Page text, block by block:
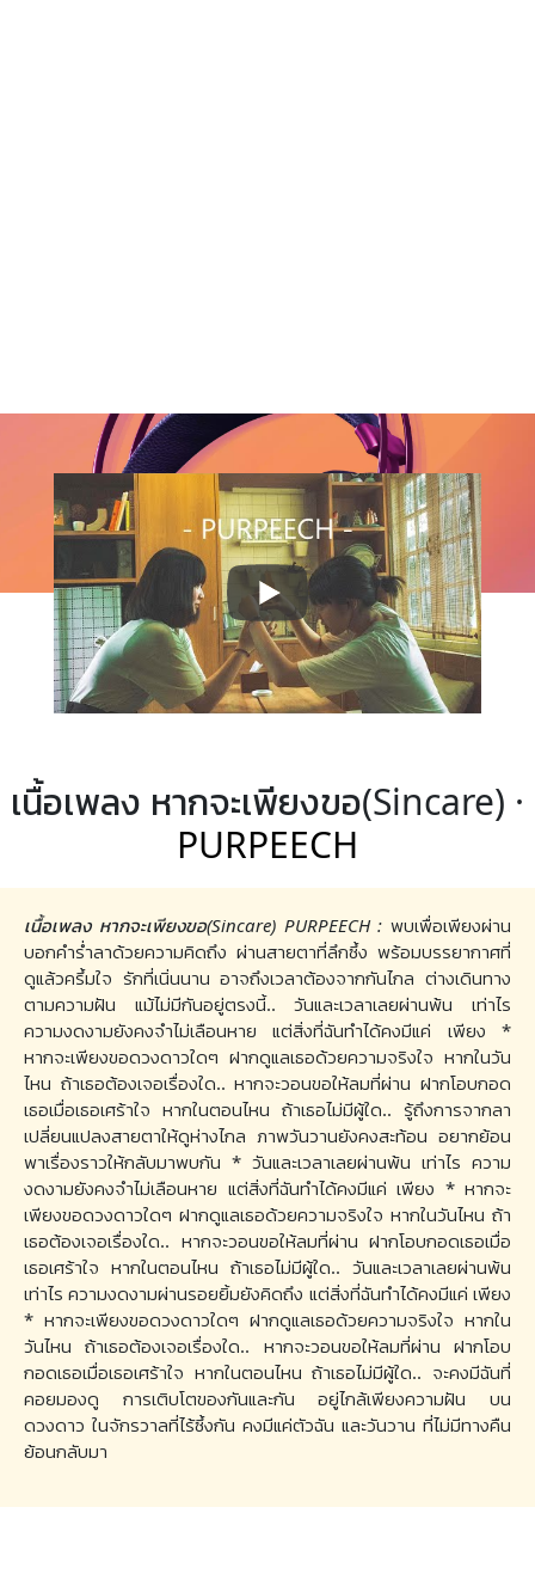
เนื้อเพลง หากจะเพียงขอ(Sincare) ·
PURPEECH
เนื้อเพลง หากจะเพียงขอ(Sincare) PURPEECH : พบเพื่อเพียงผ่าน
บอกคำร่ำลาด้วยความคิดถึง ผ่านสายตาที่ลึกซึ้ง พร้อมบรรยากาศที่
ดูแล้วครึ้มใจ รักที่เนิ่นนาน อาจถึงเวลาต้องจากกันไกล ต่างเดินทาง
ตามความฝัน แม้ไม่มีกันอยู่ตรงนี้.. วันและเวลาเลยผ่านพ้น เท่าไร
ความงดงามยังคงจำไม่เลือนหาย แต่สิ่งที่ฉันทำได้คงมีแค่ เพียง *
หากจะเพียงขอดวงดาวใดๆ ฝากดูแลเธอด้วยความจริงใจ หากในวัน
ไหน ถ้าเธอต้องเจอเรื่องใด.. หากจะวอนขอให้ลมที่ผ่าน ฝากโอบกอด
เธอเมื่อเธอเศร้าใจ หากในตอนไหน ถ้าเธอไม่มีผู้ใด.. รู้ถึงการจากลา
เปลี่ยนแปลงสายตาให้ดูห่างไกล ภาพวันวานยังคงสะท้อน อยากย้อน
พาเรื่องราวให้กลับมาพบกัน * วันและเวลาเลยผ่านพ้น เท่าไร ความ
งดงามยังคงจำไม่เลือนหาย แต่สิ่งที่ฉันทำได้คงมีแค่ เพียง * หากจะ
เพียงขอดวงดาวใดๆ ฝากดูแลเธอด้วยความจริงใจ หากในวันไหน ถ้า
เธอต้องเจอเรื่องใด.. หากจะวอนขอให้ลมที่ผ่าน ฝากโอบกอดเธอเมื่อ
เธอเศร้าใจ หากในตอนไหน ถ้าเธอไม่มีผู้ใด.. วันและเวลาเลยผ่านพ้น
เท่าไร ความงดงามผ่านรอยยิ้มยังคิดถึง แต่สิ่งที่ฉันทำได้คงมีแค่ เพียง
* หากจะเพียงขอดวงดาวใดๆ ฝากดูแลเธอด้วยความจริงใจ หากใน
วันไหน ถ้าเธอต้องเจอเรื่องใด.. หากจะวอนขอให้ลมที่ผ่าน ฝากโอบ
กอดเธอเมื่อเธอเศร้าใจ หากในตอนไหน ถ้าเธอไม่มีผู้ใด.. จะคงมีฉันที่
คอยมองดู การเติบโตของกันและกัน อยู่ไกล้เพียงความฝัน บน
ดวงดาว ในจักรวาลที่ไร้ซึ้งกัน คงมีแค่ตัวฉัน และวันวาน ที่ไม่มีทางคืน
ย้อนกลับมา